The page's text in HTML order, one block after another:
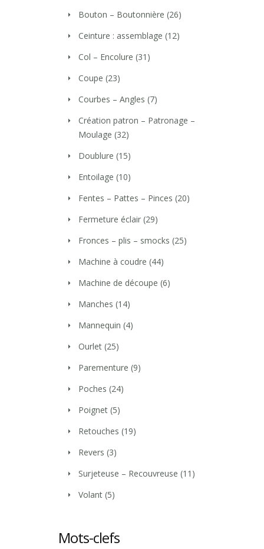
Bouton – Boutonnière (26)
Ceinture : assemblage (12)
Col – Encolure (31)
Coupe (23)
Courbes – Angles (7)
Création patron – Patronage –
Moulage (32)
Doublure (15)
Entoilage (10)
Fentes – Pattes – Pinces (20)
Fermeture éclair (29)
Fronces – plis – smocks (25)
Machine à coudre (44)
Machine de découpe (6)
Manches (14)
Mannequin (4)
Ourlet (25)
Parementure (9)
Poches (24)
Poignet (5)
Retouches (19)
Revers (3)
Surjeteuse – Recouvreuse (11)
Volant (5)
Mots-clefs